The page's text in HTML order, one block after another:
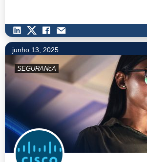
junho 13, 2025
SEGURANçA